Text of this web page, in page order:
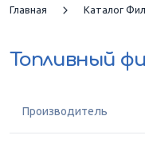
Главная Каталог
Топливный
Производитель